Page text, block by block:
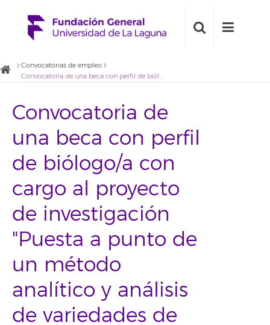
Convocatorias de empleo
Convocatoria de una beca con perfil de biólogo/a con cargo al proyecto de investigación "Puesta a punto de un método analítico y análisis de variedades de vid de Canarias"
Convocatoria de
una beca con perfil
de biólogo/a con
cargo al proyecto
de investigación
"Puesta a punto de
un método
analítico y análisis
de variedades de